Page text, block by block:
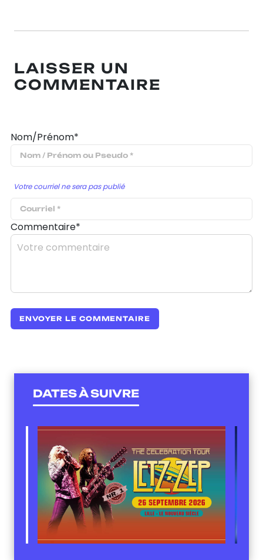
LAISSER UN
COMMENTAIRE
Nom/Prénom*
Votre courriel ne sera pas publié
Commentaire*
DATES À SUIVRE